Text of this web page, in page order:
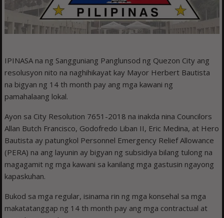
IPINASA na ng Sangguniang Panglunsod ng Quezon City ang
resolusyon nito na naghihikayat kay Mayor Herbert Bautista
na bigyan ng 14 th month pay ang mga kawani ng
pamahalaang lokal.
Ayon sa City Resolution 7651-2018 na inakda nina Councilors
Allan Butch Francisco, Godofredo Liban II, Eric Medina, at Hero
Bautista ay patungkol Personnel Emergency Relief Allowance
(PERA) na ang layunin ay bigyan ng subsidiya bilang tulong na
magagamit ng mga kawani sa kanilang mga gastusin ngayong
kapaskuhan.
Bukod sa mga regular, isinama rin ng mga konsehal sa mga
makatatanggap ng 14 th month pay ang mga contractual at